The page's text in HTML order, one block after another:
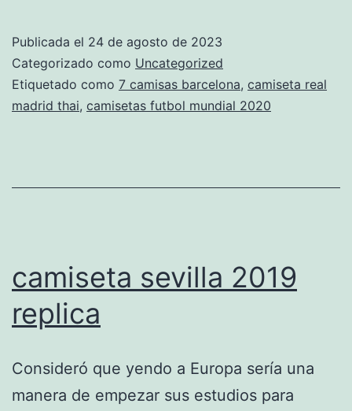
madrid
Publicada el 24 de agosto de 2023
Categorizado como Uncategorized
Etiquetado como 7 camisas barcelona, camiseta real
madrid thai, camisetas futbol mundial 2020
camiseta sevilla 2019
replica
Consideró que yendo a Europa sería una
manera de empezar sus estudios para